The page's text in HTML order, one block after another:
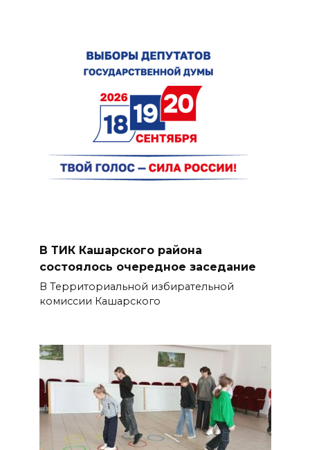
В ТИК Кашарского района
состоялось очередное заседание
В Территориальной избирательной
комиссии Кашарского